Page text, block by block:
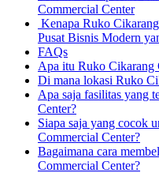
Commercial Center
Kenapa Ruko
Pusat Bisnis Modern
FAQs
Apa itu Ruko Cikarang
Di mana lokasi Ruko
Apa saja fasilitas yang
Center?
Siapa saja yang cocok
Commercial Center?
Bagaimana cara
Commercial Center?